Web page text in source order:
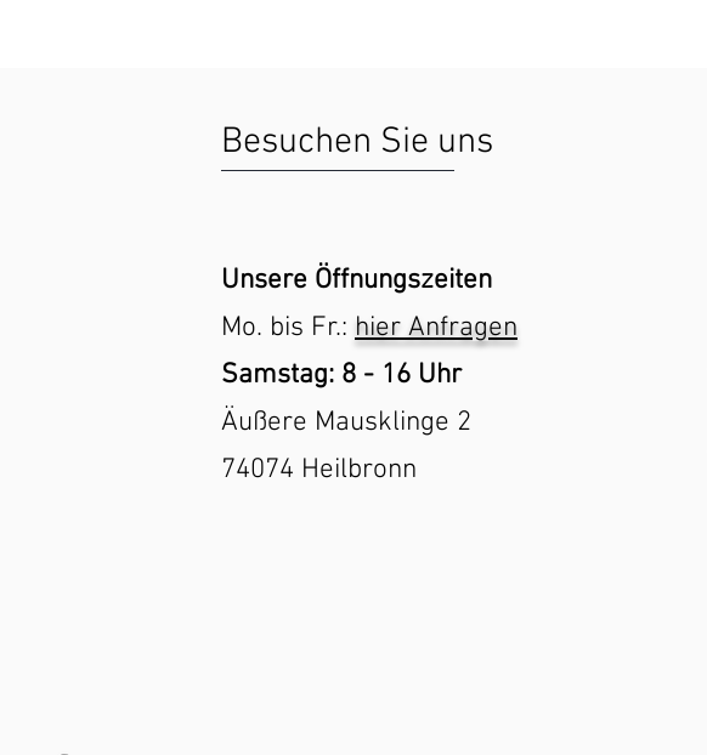
Besuchen Sie uns
Unsere Öffnungszeiten
Mo. bis Fr.: hier Anfragen
Samstag: 8 - 16 Uhr
Äußere Mausklinge 2
74074 Heilbronn